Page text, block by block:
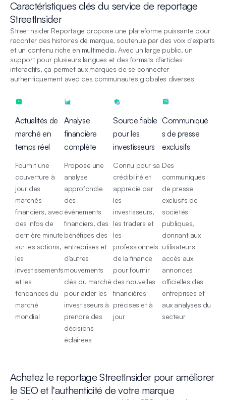
Caractéristiques clés du service de reportage
StreetInsider
Streetinsider Reportage propose une plateforme puissante pour
raconter des histoires de marque, soutenue par des voix d'experts
et un contenu riche en multimédia. Avec un large public, un
support pour plusieurs langues et des formats d'articles
interactifs, ça permet aux marques de se connecter
authentiquement avec des communautés globales diverses
Actualités de
marché en
temps réel
Fournit une
couverture à
jour des
marchés
financiers, avec
des infos de
dernière minute
sur les actions,
les
investissements
et les
tendances du
marché
mondial
Analyse
financière
complète
Propose une
analyse
approfondie
des
événements
financiers, des
bénéfices des
entreprises et
d'autres
mouvements
clés du marché
pour aider les
investisseurs à
prendre des
décisions
éclairées
Source fiable
pour les
investisseurs
Connu pour sa
crédibilité et
apprécié par
les
investisseurs,
les traders et
les
professionnels
de la finance
pour fournir
des nouvelles
financières
précises et à
jour
Communiqué
s de presse
exclusifs
Des
communiqués
de presse
exclusifs de
sociétés
publiques,
donnant aux
utilisateurs
accès aux
annonces
officielles des
entreprises et
aux analyses du
secteur
Achetez le reportage StreetInsider pour améliorer
le SEO et l'authenticité de votre marque